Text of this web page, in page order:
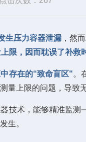
生压力容器泄漏 ，然
限， 因而耽误了补救
存在的“致命盲区"。
量上限的问题，导致
技术，能够精准监测
生。